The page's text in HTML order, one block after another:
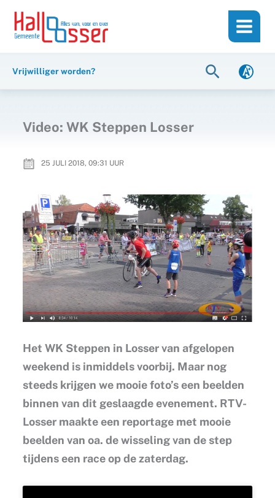
inhoud
naar
Vrijwilliger worden? Zoeken
Video: WK Steppen Losser
25 JULI 2018, 09:31 UUR
Het WK Steppen in Losser van afgelopen
weekend is inmiddels voorbij. Maar nog
steeds krijgen we mooie foto’s een beelden
binnen van dit geslaagde evenement. RTV-
Losser maakte een reportage met mooie
beelden van oa. de wisseling van de step
tijdens een race op de zaterdag.